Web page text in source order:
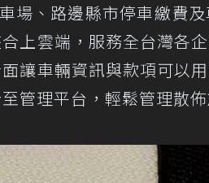
場、路邊縣市停車繳費
上雲端，服務全台灣各
讓車輛資訊與款項可以
管理平台，輕鬆管理散